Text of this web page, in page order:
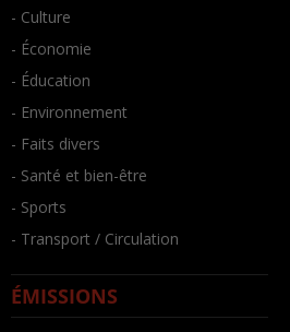
- Culture
- Économie
- Éducation
- Environnement
- Faits divers
- Santé et bien-être
- Sports
- Transport / Circulation
ÉMISSIONS